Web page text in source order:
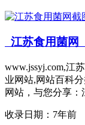
江苏食用菌网
www.jssyj.com,
业网站,网站百科
网站，与您分享：
收录日期： 7年前